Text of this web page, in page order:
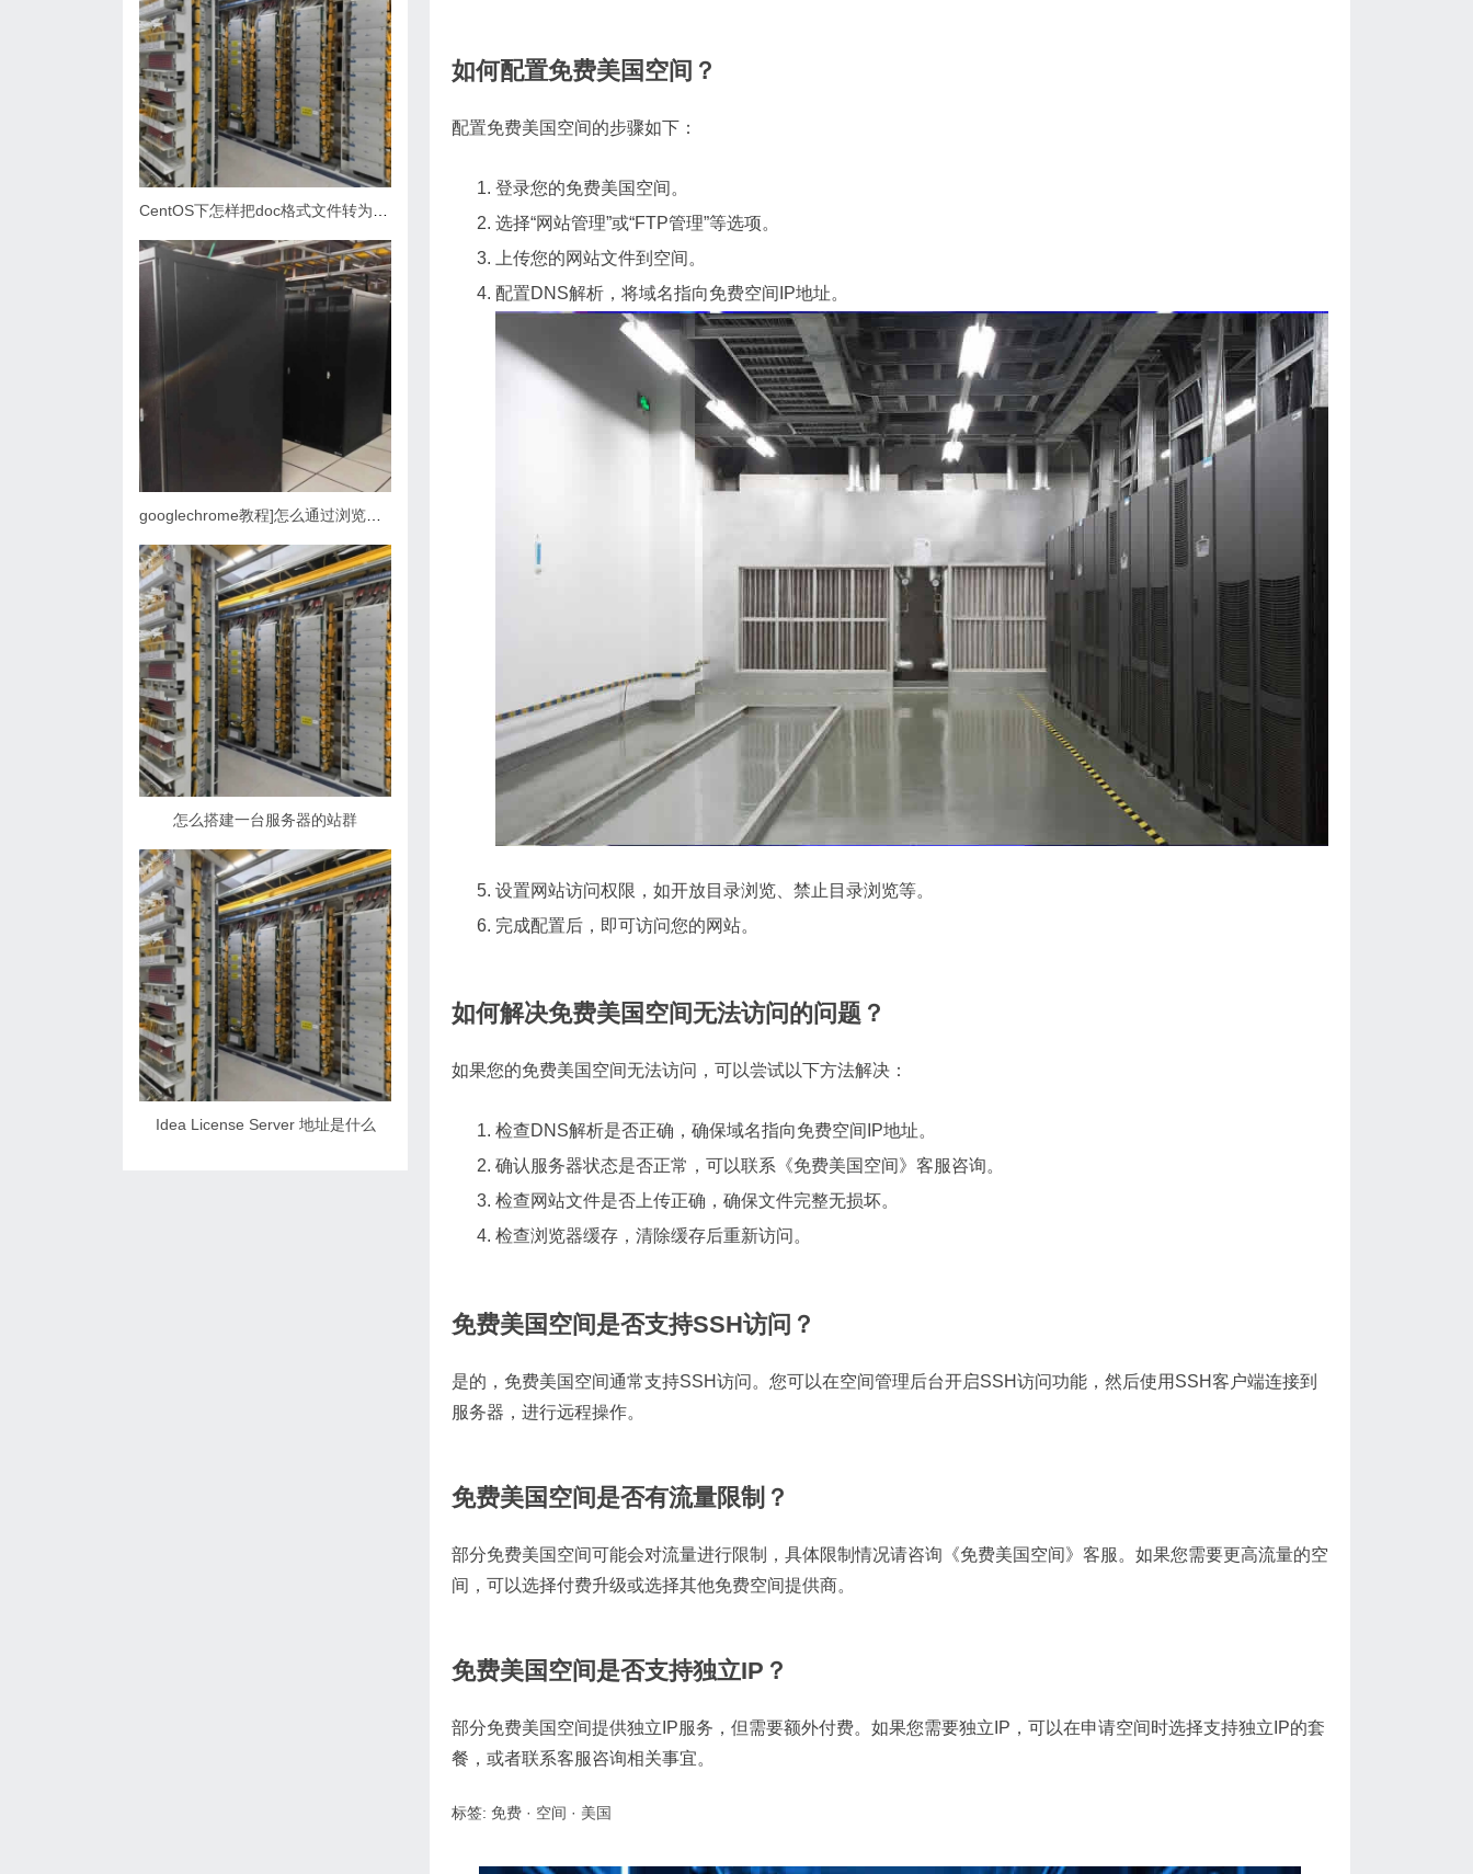
如何配置免费美国空间？
配置免费美国空间的步骤如下：
登录您的免费美国空间。
选择“网站管理”或“FTP管理”等选项。
上传您的网站文件到空间。
配置DNS解析，将域名指向免费空间IP地址。
设置网站访问权限，如开放目录浏览、禁止目录浏览等。
完成配置后，即可访问您的网站。
如何解决免费美国空间无法访问的问题？
如果您的免费美国空间无法访问，可以尝试以下方法解决：
检查DNS解析是否正确，确保域名指向免费空间IP地址。
确认服务器状态是否正常，可以联系《免费美国空间》客服咨询。
检查网站文件是否上传正确，确保文件完整无损坏。
检查浏览器缓存，清除缓存后重新访问。
免费美国空间是否支持SSH访问？
是的，免费美国空间通常支持SSH访问。您可以在空间管理后台开启SSH访问功能，然后使用SSH客户端连接到
服务器，进行远程操作。
免费美国空间是否有流量限制？
部分免费美国空间可能会对流量进行限制，具体限制情况请咨询《免费美国空间》客服。如果您需要更高流量的空
间，可以选择付费升级或选择其他免费空间提供商。
免费美国空间是否支持独立IP？
部分免费美国空间提供独立IP服务，但需要额外付费。如果您需要独立IP，可以在申请空间时选择支持独立IP的套
餐，或者联系客服咨询相关事宜。
标签: 免费 · 空间 · 美国
怎么搭建一台服务器的站群
Idea License Server 地址是什么